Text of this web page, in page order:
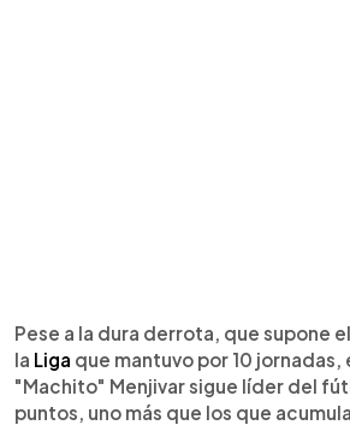
Pese a la dura derrota, que supone
la Liga que mantuvo por 10 jornadas,
"Machito" Menjivar sigue líder del
puntos, uno más que los que